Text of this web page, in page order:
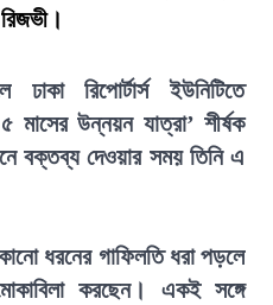
রিপোর্টার্স ইউনিটিতে
৫ মাসের উন্নয়ন যাত্রা’ শীর্ষক
বক্তব্য দেওয়ার সময় তিনি এ
ধরনের গাফিলতি ধরা পড়লে
করছেন। একই সঙ্গে